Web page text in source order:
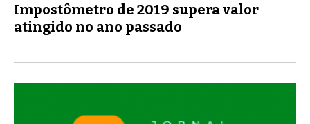
Impostômetro de 2019 supera valor
atingido no ano passado